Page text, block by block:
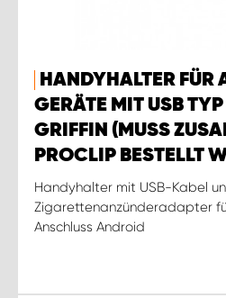
HANDYHALTER
GERÄTE MIT USB
GRIFFIN (MUSS
PROCLIP BESTELLT
Handyhalter mit USB-Kabel
Zigarettenanzünderadapter
Anschluss Android